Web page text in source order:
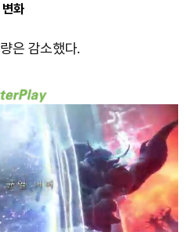
화
은 감소했다.